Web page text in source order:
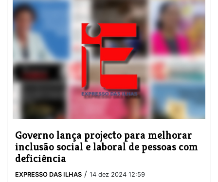
​Governo lança projecto para melhorar
inclusão social e laboral de pessoas com
deficiência
EXPRESSO DAS ILHAS / 14 dez 2024 12:59